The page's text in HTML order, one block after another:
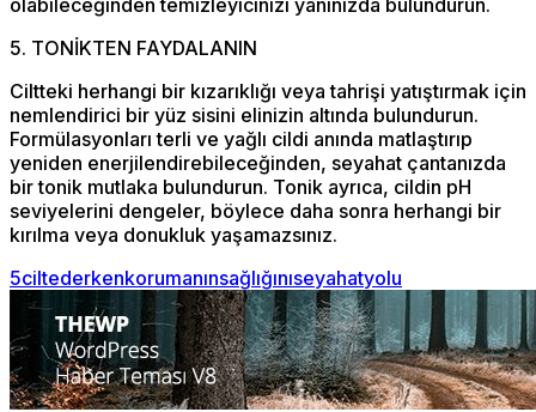
5. TONİKTEN FAYDALANIN
Ciltteki herhangi bir kızarıklığı veya tahrişi yatıştırmak için
nemlendirici bir yüz sisini elinizin altında bulundurun.
Formülasyonları terli ve yağlı cildi anında matlaştırıp
yeniden enerjilendirebileceğinden, seyahat çantanızda
bir tonik mutlaka bulundurun. Tonik ayrıca, cildin pH
seviyelerini dengeler, böylece daha sonra herhangi bir
kırılma veya donukluk yaşamazsınız.
5ciltederkenkorumanınsağlığınıseyahatyolu